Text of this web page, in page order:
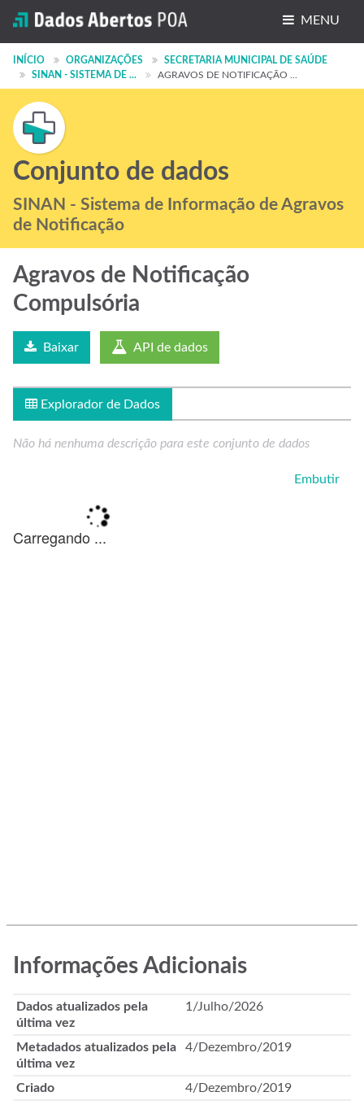
MENU
Conjuntos de dados
Organizações
Grupos
Sobre
INÍCIO ORGANIZAÇÕES
SECRETARIA MUNICIPAL DE SAÚDE
SINAN - SISTEMA DE ...
AGRAVOS DE NOTIFICAÇÃO ...
Conjunto de dados
SINAN - Sistema de Informação de Agravos
de Notificação
Agravos de Notificação
Compulsória
Baixar API de dados
Explorador de Dados
Não há nenhuma descrição para este conjunto de dados
Embutir
Informações Adicionais
Dados atualizados pela
última vez
1/Julho/2026
Metadados atualizados pela
última vez
4/Dezembro/2019
Criado
4/Dezembro/2019